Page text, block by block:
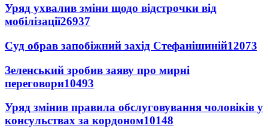
Уряд ухвалив зміни щодо відстрочки від
мобілізації26937
Суд обрав запобіжний захід Стефанішиній12073
Зеленський зробив заяву про мирні
переговори10493
Уряд змінив правила обслуговування чоловіків у
консульствах за кордоном10148